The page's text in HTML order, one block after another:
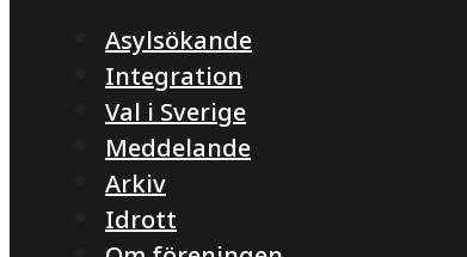
Asylsökande
Integration
Val i Sverige
Meddelande
Arkiv
Idrott